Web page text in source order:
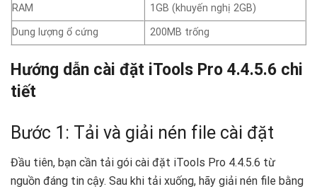
RAM
1GB (khuyến nghị 2GB)
Dung lượng ổ cứng
200MB trống
Hướng dẫn cài đặt iTools Pro 4.4.5.6 chi
tiết
Bước 1: Tải và giải nén file cài đặt
Đầu tiên, bạn cần tải gói cài đặt iTools Pro 4.4.5.6 từ
nguồn đáng tin cậy. Sau khi tải xuống, hãy giải nén file bằng